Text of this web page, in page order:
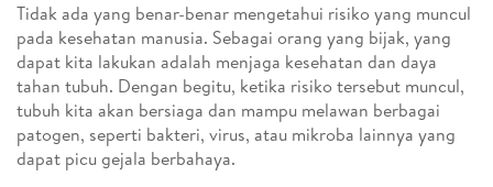
Tidak ada yang benar-benar mengetahui risiko yang muncul
pada kesehatan manusia. Sebagai orang yang bijak, yang
dapat kita lakukan adalah menjaga kesehatan dan daya
tahan tubuh. Dengan begitu, ketika risiko tersebut muncul,
tubuh kita akan bersiaga dan mampu melawan berbagai
patogen, seperti bakteri, virus, atau mikroba lainnya yang
dapat picu gejala berbahaya.